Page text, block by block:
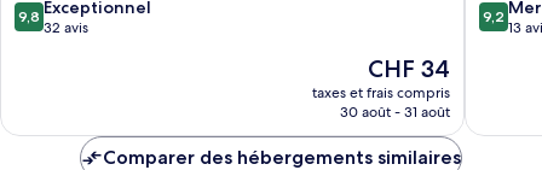
9.8
sur
9,8 Exceptionnel
32 avis
Le
nouveau
prix
de
CHF 34
taxes et frais compris
30 août - 31 août
9.2
sur
9,2
13
Comparer des hébergements similaires